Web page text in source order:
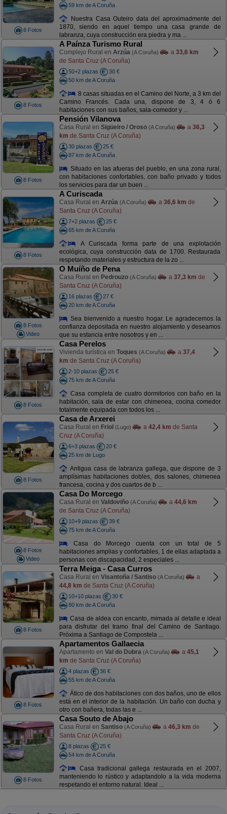
8 Fotos
59 km de A Coruña
Nuestra Casa Outeiro data del aproximadmente del
1870, siendo en aquel tiempo una casa grande de
labranza, cuya construcción era piedra y ma ...
8 Fotos
A Paínza Turismo Rural
Complejo Rural en Arzúa (A Coruña) a 33,6 km
de Santa Cruz (A Coruña)
50+2 plazas
30 €
50 km de A Coruña
8 casas situadas en el Camino del Norte, a 3 km del
Camino Francés. Cada una, dispone de 3, 4 ó 6
habitaciones con sus baños, sala-comedor y ...
8 Fotos
Pensión Vilanova
Casa Rural en Sigüeiro / Oroso (A Coruña) a 36,3
km de Santa Cruz (A Coruña)
30 plazas
25 €
87 km de A Coruña
Situado en las afueras del pueblo, en una zona rural,
con habitaciones confortables, con baño privado y todos
los servicios para dar un buen ...
8 Fotos
A Curiscada
Casa Rural en Arzúa (A Coruña) a 36,6 km de
Santa Cruz (A Coruña)
7+2 plazas
25 €
65 km de A Coruña
A Curiscada forma parte de una explotación
ecológica, cuya construcción data de 1700. Restaurada
respetando materiales y estructura de la zo ...
8 Fotos
Video
O Muíño de Pena
Casa Rural en Pedrouzo (A Coruña) a 37,3 km de
Santa Cruz (A Coruña)
16 plazas
27 €
20 km de A Coruña
Sea bienvenido a nuestro hogar. Le agradecemos la
confianza depositada en nuestro alojamiento y deseamos
que su estancia entre nosotros y en ...
8 Fotos
Casa Perelos
Vivienda turística en Toques (A Coruña) a 37,4
km de Santa Cruz (A Coruña)
2-10 plazas
25 €
75 km de A Coruña
Casa completa de cuatro dormitorios con baño en la
habitación, sala de estar con chimenea, cocina comedor
totalmente equipada con todos los ...
8 Fotos
Casa de Arxerei
Casa Rural en Friol (Lugo) a 42,4 km de Santa
Cruz (A Coruña)
6+3 plazas
20 €
25 km de Lugo
Antigua casa de labranza gallega, que dispone de 3
amplísimas habitaciones dobles, dos salones, chimenea
francesa, cocina y dos cuartos de b ...
8 Fotos
Video
Casa Do Morcego
Casa Rural en Valdoviño (A Coruña) a 44,6 km
de Santa Cruz (A Coruña)
10+9 plazas
39 €
75 km de A Coruña
Casa do Morcego cuenta con un total de 5
habitaciones amplias y confortables, 1 de ellas adaptada a
personas con discapacidad, 2 especiales ...
8 Fotos
Terra Meiga - Casa Curros
Casa Rural en Visantoña / Santiso (A Coruña)
a
44,8 km de Santa Cruz (A Coruña)
10+10 plazas
30 €
80 km de A Coruña
Casa de aldea con encanto, mimada al detalle e ideal
para disfrutar del tramo final del Camino de Santiago.
Próxima a Santiago de Compostela ...
8 Fotos
Apartamentos Gallaecia
Apartamento en Val do Dubra (A Coruña) a 45,1
km de Santa Cruz (A Coruña)
4 plazas
36 €
55 km de A Coruña
Ático de dos habitaciones con dos baños, uno de ellos
está en el interior de la habitación. Un baño con ducha y
otro con bañera, todas las e ...
8 Fotos
Casa Souto de Abajo
Casa Rural en Santiso (A Coruña) a 46,3 km de
Santa Cruz (A Coruña)
8 plazas
25 €
54 km de A Coruña
Casa tradicional gallega restaurada en el 2007,
manteniendo lo rústico y adaptandolo a la vida moderna
respetando el entorno natural. Ideal ...